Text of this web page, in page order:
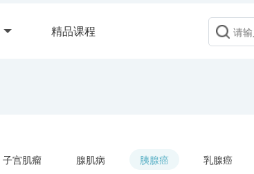
精品课程
子宫肌瘤 腺肌病 胰腺癌 乳腺癌